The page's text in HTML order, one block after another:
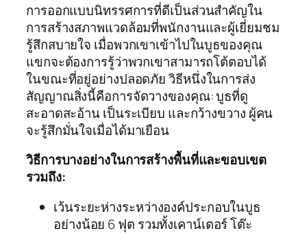
การออกแบบนิทรรศการที่ดีเป็นส่วนสำคัญใน
การสร้างสภาพแวดล้อมที่พนักงานและผู้เยี่ยมชม
รู้สึกสบายใจ เมื่อพวกเขาเข้าไปในบูธของคุณ
แขกจะต้องการรู้ว่าพวกเขาสามารถโต้ตอบได้
ในขณะที่อยู่อย่างปลอดภัย วิธีหนึ่งในการส่ง
สัญญาณสิ่งนี้คือการจัดวางของคุณ: บูธที่ดู
สะอาดสะอ้าน เป็นระเบียบ และกว้างขวาง ผู้คน
จะรู้สึกมั่นใจเมื่อได้มาเยือน
วิธีการบางอย่างในการสร้างพื้นที่และขอบเขต
รวมถึง:
เว้นระยะห่างระหว่างองค์ประกอบในบูธ
อย่างน้อย 6 ฟุต รวมทั้งเคาน์เตอร์ โต๊ะ